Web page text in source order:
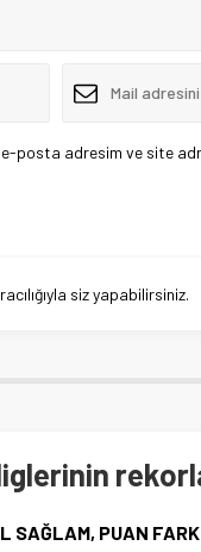
posta adresim ve site
siz yapabilirsiniz.
SAĞLAM, PUAN